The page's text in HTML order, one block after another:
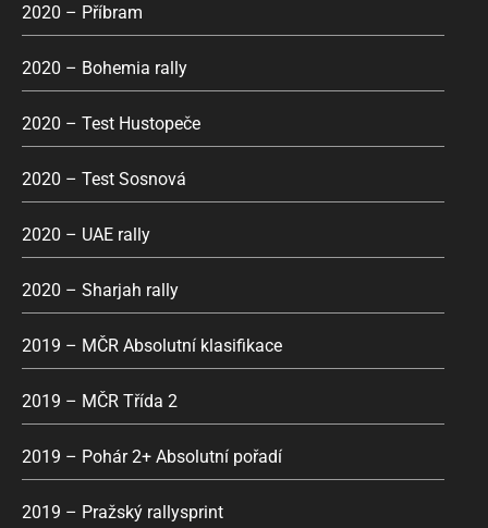
2020 – Příbram
2020 – Bohemia rally
2020 – Test Hustopeče
2020 – Test Sosnová
2020 – UAE rally
2020 – Sharjah rally
2019 – MČR Absolutní klasifikace
2019 – MČR Třída 2
2019 – Pohár 2+ Absolutní pořadí
2019 – Pražský rallysprint